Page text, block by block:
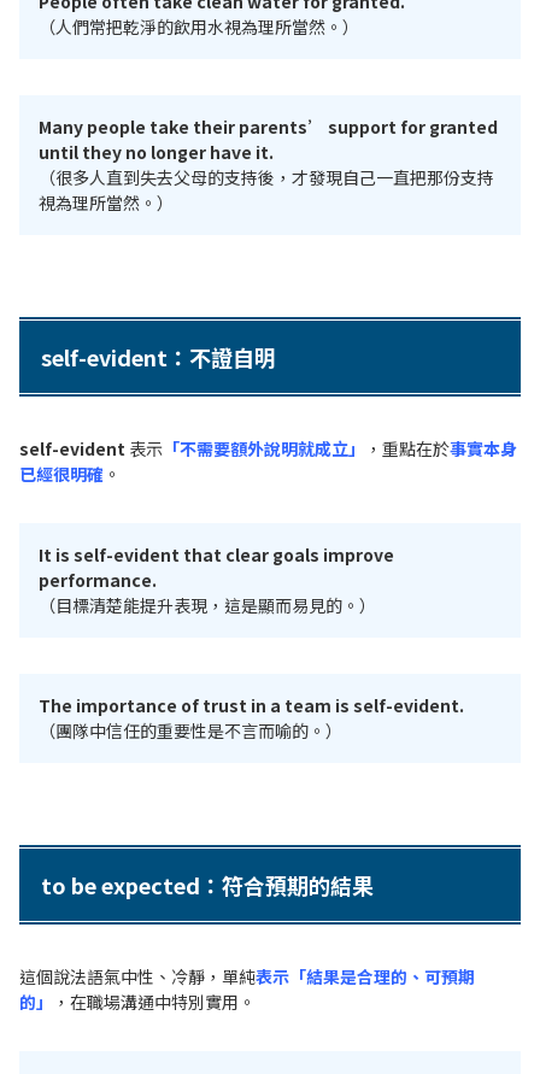
（人們常把乾淨的飲用水視為理所當然。）
Many people take their parents’ support for granted
until they no longer have it.
（很多人直到失去父母的支持後，才發現自己一直把那份支持
視為理所當然。）
self-evident：不證自明
self-evident 表示 「不需要額外說明就成立」 ，重點在於事實本身
已經很明確 。
It is self-evident that clear goals improve
performance.
（目標清楚能提升表現，這是顯而易見的。）
The importance of trust in a team is self-evident.
（團隊中信任的重要性是不言而喻的。）
to be expected：符合預期的結果
這個說法語氣中性、冷靜，單純表示「結果是合理的、可預期
的」
，在職場溝通中特別實用。